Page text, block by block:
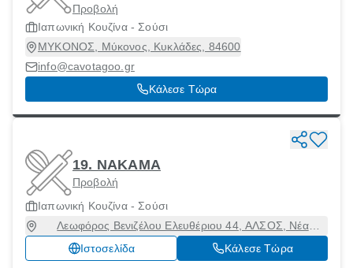
Προβολή
Ιαπωνική Κουζίνα - Σούσι
ΜΥΚΟΝΟΣ, Μύκονος, Κυκλάδες, 84600
info@cavotagoo.gr
Κάλεσε Τώρα
19. NAKAMA
Προβολή
Ιαπωνική Κουζίνα - Σούσι
Λεωφόρος Βενιζέλου Ελευθέριου 44, ΑΛΣΟΣ, Νέα
Σμύρνη, Αττική, 17122
Ιστοσελίδα Κάλεσε Τώρα